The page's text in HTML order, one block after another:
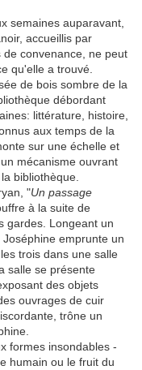
semaines auparavant,
accueillis par
convenance, ne peut
qu'elle a trouvé.
de bois sombre de la
débordant
littérature, histoire,
aux temps de la
sur une échelle et
mécanisme ouvrant
bibliothèque.
"Un passage
à la suite de
gardes. Longeant un
emprunte un
trois dans une salle
salle se présente
des objets
ouvrages de cuir
trône un
formes insondables -
humain ou le fruit du